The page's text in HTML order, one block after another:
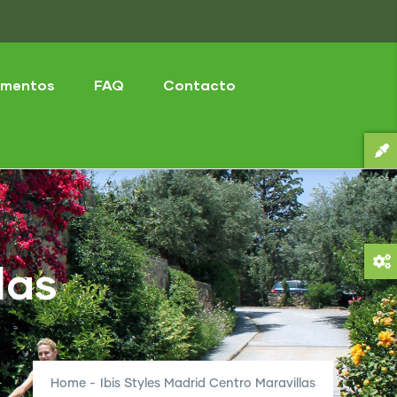
FAQ Contacto
Home - Ibis Styles Madrid Centro Maravillas